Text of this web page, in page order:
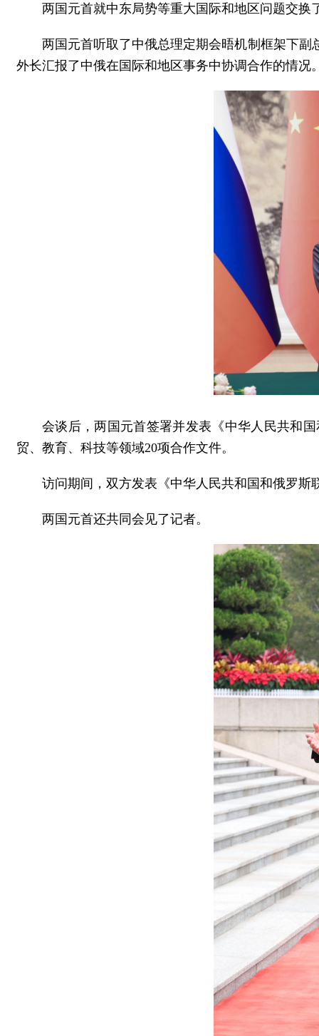
两国元首就中东局势等重大国际和地区问题交换
两国元首听取了中俄总理定期会晤机制框架下
外长汇报了中俄在国际和地区事务中协调合作的情况
会谈后，两国元首签署并发表《中华人民共和
贸、教育、科技等领域20项合作文件。
访问期间，双方发表《中华人民共和国和俄罗
两国元首还共同会见了记者。